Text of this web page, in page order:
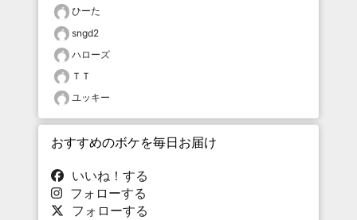
ひーた
sngd2
ハローズ
ＴＴ
ユッキー
おすすめのボケを毎日お届け
いいね！する
フォローする
フォローする